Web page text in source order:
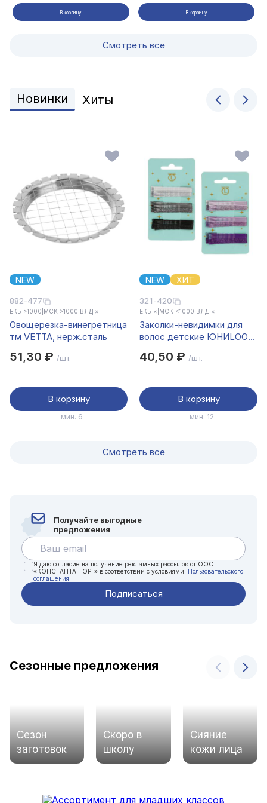
В корзину В корзину
Смотреть все
Новинки Хиты
NEW
882-477
ЕКБ >1000 МСК >1000 ВЛД ×
Овощерезка-винегретница
тм VETTA, нерж.сталь
51,30 ₽ /шт.
В корзину
мин. 6
NEW ХИТ
321-420
ЕКБ × МСК <1000 ВЛД ×
Заколки-невидимки для
волос детские ЮНИLOOK,
сочетания цветов
40,50 ₽ /шт.
В корзину
мин. 12
Смотреть все
Получайте выгодные
предложения
Я даю согласие на получение рекламных рассылок от ООО
«КОНСТАНТА ТОРГ» в соответствии с условиями Пользовательского
соглашения
Сезонные предложения
Сезон
заготовок
Скоро в
школу
Сияние
кожи лица